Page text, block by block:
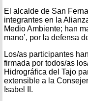
El alcalde de San
integrantes en la
Medio Ambiente; han
mano’, por la defensa
Los/as participantes
firmada por todos/as
Hidrográfica del Tajo
extensible a la
Isabel II.